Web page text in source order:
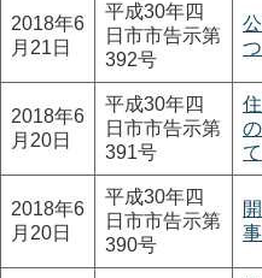
2018年6
月21日
平成30年四
日市市告示第
392号
2018年6
月20日
平成30年四
日市市告示第
391号
て
2018年6
月20日
平成30年四
日市市告示第
390号